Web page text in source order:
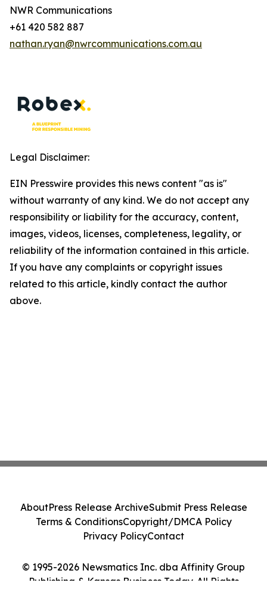
NWR Communications
+61 420 582 887
nathan.ryan@nwrcommunications.com.au
Legal Disclaimer:
EIN Presswire provides this news content "as is"
without warranty of any kind. We do not accept any
responsibility or liability for the accuracy, content,
images, videos, licenses, completeness, legality, or
reliability of the information contained in this article.
If you have any complaints or copyright issues
related to this article, kindly contact the author
above.
© 1995-2026 Newsmatics Inc. dba Affinity Group
Publishing & Kansas Business Today. All Rights
AboutPress Release ArchiveSubmit Press Release
Terms & ConditionsCopyright/DMCA Policy
Privacy PolicyContact